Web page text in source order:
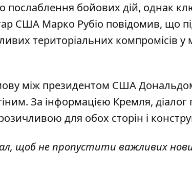
послаблення бойових дій, однак
США Марко Рубіо повідомив, що
територіальних компромісів у
між президентом США
За інформацією Кремля, діалог
для обох сторін і
, щоб не пропустити важливих